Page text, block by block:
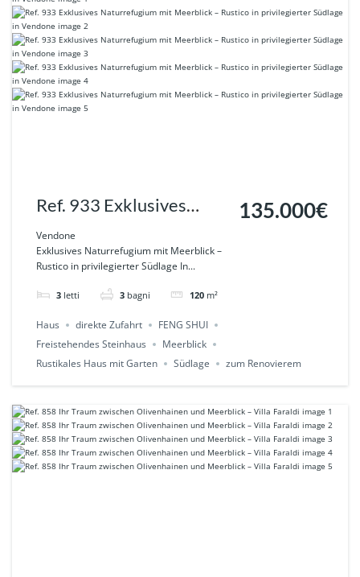
Ref. 933 Exklusives
Naturrefugium mit
Meerblick – Rustico in
privilegierter Südlage in
Vendone
Exklusives Naturrefugium mit Meerblick –
Rustico in privilegierter Südlage In...
3 letti 3 bagni 120 m²
135.000€
Haus direkte Zufahrt
FENG SHUI
Freistehendes Steinhaus
Meerblick
Rustikales Haus mit Garten
Südlage zum Renovierem